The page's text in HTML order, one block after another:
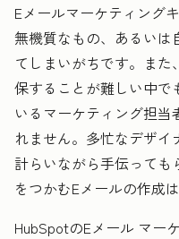
Eメールマーケティング
無機質なもの、あるい
てしまいがちです。ま
保することが難しい中で
いるマーケティング担
れません。多忙なデザ
計らいながら手伝って
をつかむEメールの作成
HubSpotのEメール マー